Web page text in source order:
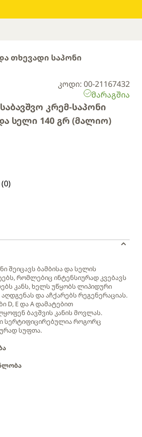
თხევადი საპონი
კოდი: 00-21167432
მარაგშია
კრემ-საპონი
სელი 140 გრ (მალიო)
(0)
შეიცავს ბამბისა და სელის
რომლებიც ინტენსიურად კვებავს
კანს, ხელს უწყობს ლიპიდური
და აჩქარებს რეგენერაციას.
D, E და A დამატებით
ბავშვის კანის მოვლას.
სერტიფიცირებულია როგორც
სუფთა.